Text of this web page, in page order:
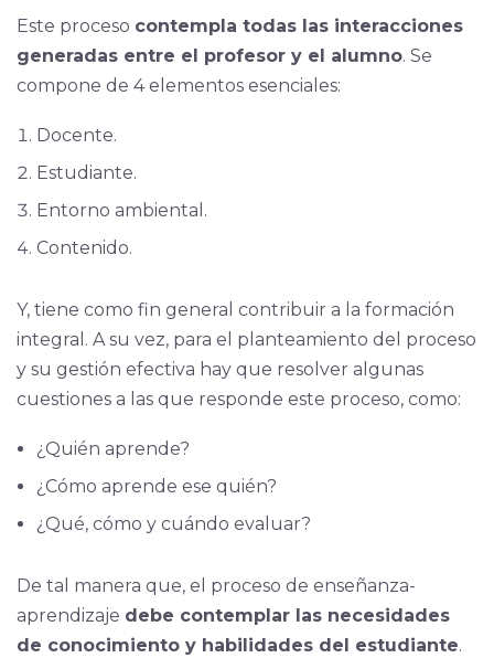
Este proceso contempla todas las interacciones
generadas entre el profesor y el alumno. Se
compone de 4 elementos esenciales:
Docente.
Estudiante.
Entorno ambiental.
Contenido.
Y, tiene como fin general contribuir a la formación
integral. A su vez, para el planteamiento del proceso
y su gestión efectiva hay que resolver algunas
cuestiones a las que responde este proceso, como:
¿Quién aprende?
¿Cómo aprende ese quién?
¿Qué, cómo y cuándo evaluar?
De tal manera que, el proceso de enseñanza-
aprendizaje debe contemplar las necesidades
de conocimiento y habilidades del estudiante.